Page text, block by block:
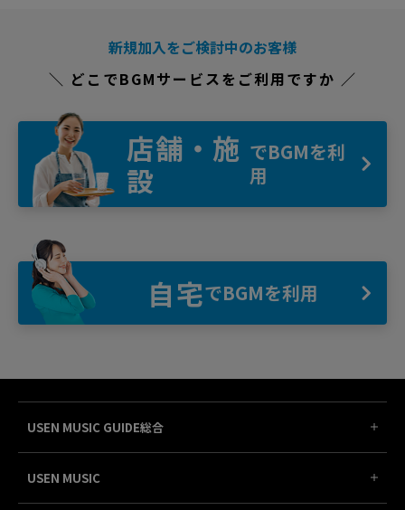
新規加入をご検討中のお客様
＼ どこでBGMサービスをご利用ですか ／
店舗・施
設
でBGMを利
用
自宅でBGMを利用
USEN MUSIC GUIDE総合
USEN MUSIC